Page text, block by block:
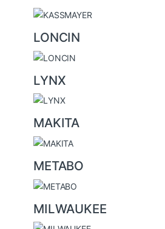
LONCIN
LYNX
MAKITA
METABO
MILWAUKEE